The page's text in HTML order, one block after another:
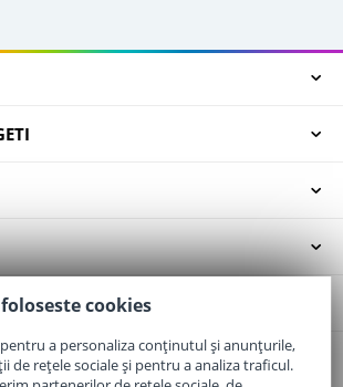
cookies
a personaliza conținutul și anunțurile,
de rețele sociale și pentru a analiza traficul.